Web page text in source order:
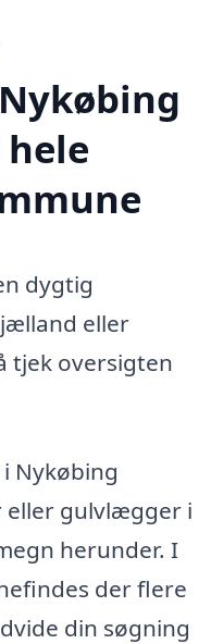
dygtig
eller
tjek oversigten
Nykøbing
eller gulvlægger i
herunder. I
der flere
din søgning